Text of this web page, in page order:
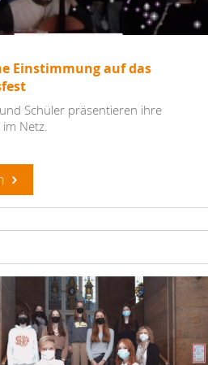
Einstimmung auf das
Schüler präsentieren ihre
Netz.